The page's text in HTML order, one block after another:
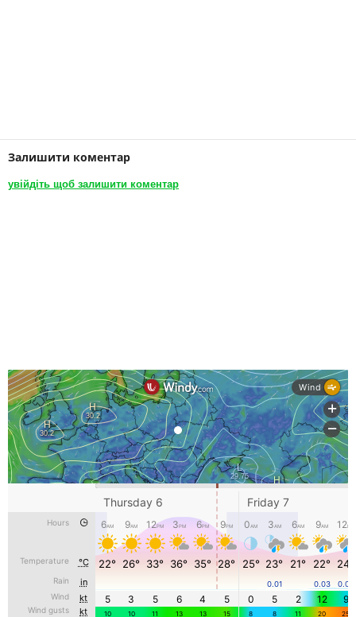
Залишити коментар
увійдіть щоб залишити коментар